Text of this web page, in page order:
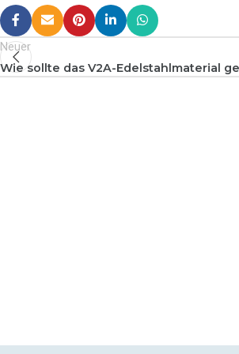
Neuer
Wie sollte das V2A-Edelstahlmaterial